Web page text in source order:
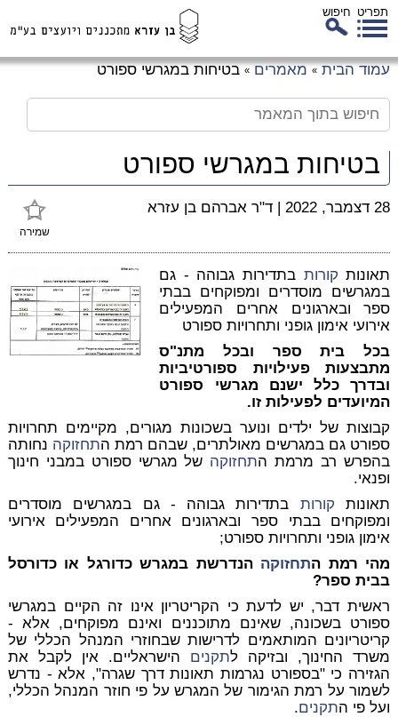
תפריט חיפוש
עמוד הבית » מאמרים » בטיחות במגרשי ספורט
בטיחות במגרשי ספורט
שמירה
28 דצמבר, 2022 | ד"ר אברהם בן עזרא
תאונות קורות בתדירות גבוהה - גם
במגרשים מוסדרים ומפוקחים בבתי
ספר ובארגונים אחרים המפעילים
אירועי אימון גופני ותחרויות ספורט
בכל בית ספר ובכל מתנ"ס
מתבצעות פעילויות ספורטיביות
ובדרך כלל ישנם מגרשי ספורט
המיועדים לפעילות זו.
קבוצות של ילדים ונוער בשכונות מגורים, מקיימים תחרויות
ספורט גם במגרשים מאולתרים, שבהם רמת התחזוקה נחותה
בהפרש רב מרמת התחזוקה של מגרשי ספורט במבני חינוך
ופנאי.
תאונות קורות בתדירות גבוהה - גם במגרשים מוסדרים
ומפוקחים בבתי ספר ובארגונים אחרים המפעילים אירועי
אימון גופני ותחרויות ספורט;
מהי רמת התחזוקה הנדרשת במגרש כדורגל או כדורסל
בבית ספר?
ראשית דבר, יש לדעת כי הקריטריון אינו זה הקיים במגרשי
ספורט בשכונה, שאינם מתוכננים ואינם מפוקחים, אלא -
קריטריונים המותאמים לדרישות שבחוזרי המנהל הכללי של
משרד החינוך, ובזיקה לתקנים הישראליים. אין לקבל את
הגזירה כי "בספורט נגרמות תאונות דרך שגרה", אלא - נדרש
לשמור על רמת הגימור של המגרש על פי חוזר המנהל הכללי,
ועל פי התקנים.